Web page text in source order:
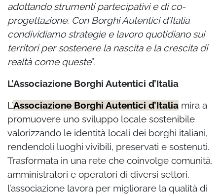
adottando strumenti partecipativi e di co-
progettazione. Con Borghi Autentici d’Italia
condividiamo strategie e lavoro quotidiano sui
territori per sostenere la nascita e la crescita di
realtà come queste”.
L’Associazione Borghi Autentici d’Italia
L’Associazione Borghi Autentici d’Italia mira a
promuovere uno sviluppo locale sostenibile
valorizzando le identità locali dei borghi italiani,
rendendoli luoghi vivibili, preservati e sostenuti.
Trasformata in una rete che coinvolge comunità,
amministratori e operatori di diversi settori,
l’associazione lavora per migliorare la qualità di